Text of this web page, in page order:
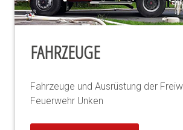
FAHRZEUGE
Fahrzeuge und Ausrüstung der
Feuerwehr Unken